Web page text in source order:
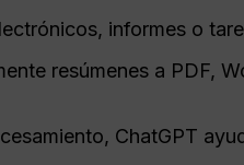
informes o
resúmenes a PDF,
ChatGPT